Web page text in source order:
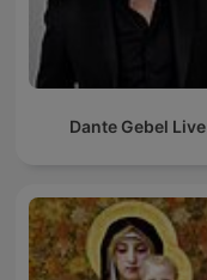
Dante Gebel Live